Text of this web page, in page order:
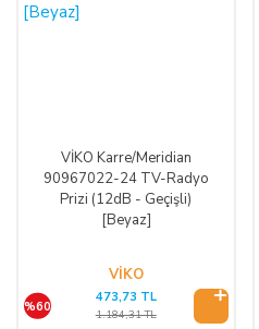
VİKO Karre/Meridian
90967022-24 TV-Radyo
Prizi (12dB - Geçişli)
[Beyaz]
VİKO
%60
473,73 TL
1.184,31 TL